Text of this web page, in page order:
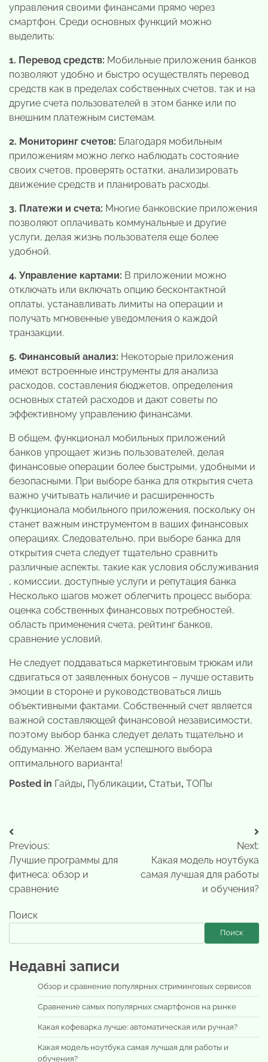
управления своими финансами прямо через
смартфон. Среди основных функций можно
выделить:
1. Перевод средств: Мобильные приложения банков
позволяют удобно и быстро осуществлять перевод
средств как в пределах собственных счетов, так и на
другие счета пользователей в этом банке или по
внешним платежным системам.
2. Мониторинг счетов: Благодаря мобильным
приложениям можно легко наблюдать состояние
своих счетов, проверять остатки, анализировать
движение средств и планировать расходы.
3. Платежи и счета: Многие банковские приложения
позволяют оплачивать коммунальные и другие
услуги, делая жизнь пользователя еще более
удобной.
4. Управление картами: В приложении можно
отключать или включать опцию бесконтактной
оплаты, устанавливать лимиты на операции и
получать мгновенные уведомления о каждой
транзакции.
5. Финансовый анализ: Некоторые приложения
имеют встроенные инструменты для анализа
расходов, составления бюджетов, определения
основных статей расходов и дают советы по
эффективному управлению финансами.
В общем, функционал мобильных приложений
банков упрощает жизнь пользователей, делая
финансовые операции более быстрыми, удобными и
безопасными. При выборе банка для открытия счета
важно учитывать наличие и расширенность
функционала мобильного приложения, поскольку он
станет важным инструментом в ваших финансовых
операциях. Следовательно, при выборе банка для
открытия счета следует тщательно сравнить
различные аспекты, такие как условия обслуживания
, комиссии, доступные услуги и репутация банка
Несколько шагов может облегчить процесс выбора:
оценка собственных финансовых потребностей,
область применения счета, рейтинг банков,
сравнение условий.
Не следует поддаваться маркетинговым трюкам или
сдвигаться от заявленных бонусов – лучше оставить
эмоции в стороне и руководствоваться лишь
объективными фактами. Собственный счет является
важной составляющей финансовой независимости,
поэтому выбор банка следует делать тщательно и
обдуманно. Желаем вам успешного выбора
оптимального варианта!
Posted in Гайды, Публикации, Статьи, ТОПы
Навигация
по
записям
Previous:
Лучшие программы для
фитнеса: обзор и
сравнение
Next:
Какая модель ноутбука
самая лучшая для работы
и обучения?
Поиск
Поиск
Недавні записи
Обзор и сравнение популярных стриминговых сервисов
Сравнение самых популярных смартфонов на рынке
Какая кофеварка лучше: автоматическая или ручная?
Какая модель ноутбука самая лучшая для работы и
обучения?